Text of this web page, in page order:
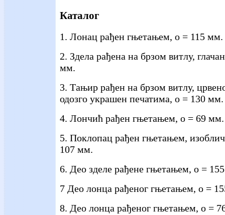
Каталог
1. Лонац рађен гњетањем, о = 115 мм.
2. Здела рађена на брзом витлу,
мм.
3. Тањир рађен на брзом витлу,
одозго украшен печатима, о = 130 мм.
4. Лончић рађен гњетањем, о = 69 мм.
5. Поклопац рађен гњетањем,
107 мм.
6. Део зделе рађене гњетањем, о =
7 Део лонца рађеног гњетањем, о =
8. Део лонца рађеног гњетањем, о =